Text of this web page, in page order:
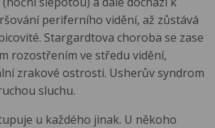
periferního vidění, až zůstává
Stargardtova choroba se zase
rozostřením ve středu vidění,
zrakové ostrosti. Usherův syndrom
sluchu.
u každého jinak. U někoho